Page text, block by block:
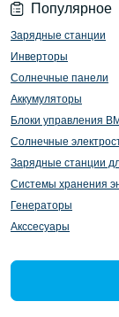
Популярное
Зарядные станции
Инверторы
Солнечные панели
Аккумуляторы
Блоки управления
Солнечные
Зарядные станции
Системы хранения
Генераторы
Акссесуары